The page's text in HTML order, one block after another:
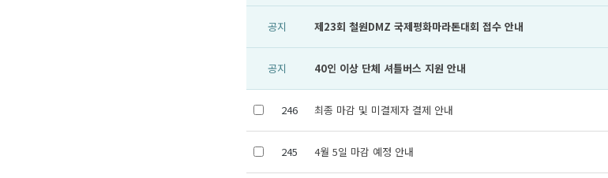
공지 제23회 철원DMZ 국제평화마라톤대회 접수 안내
공지 40인 이상 단체 셔틀버스 지원 안내
246 최종 마감 및 미결제자 결제 안내
245 4월 5일 마감 예정 안내